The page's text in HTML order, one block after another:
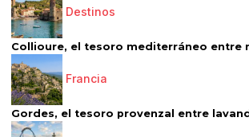
Destinos
Collioure, el tesoro mediterráneo entre
Francia
Gordes, el tesoro provenzal entre